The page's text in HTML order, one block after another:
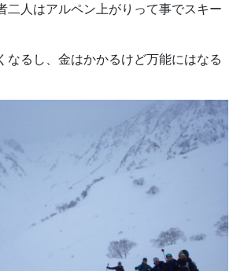
二人はアルペン上がりって事でスキー
なるし、金はかかるけど万能にはなる